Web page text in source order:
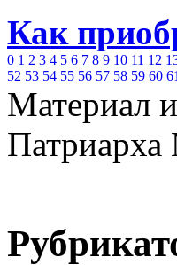
Как
0 1 2 3 4 5 6 7 8 9 10 11 12
52 53 54 55 56 57 58 59 60 61
Материал
Патриарха